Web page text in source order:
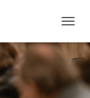
A
I
A